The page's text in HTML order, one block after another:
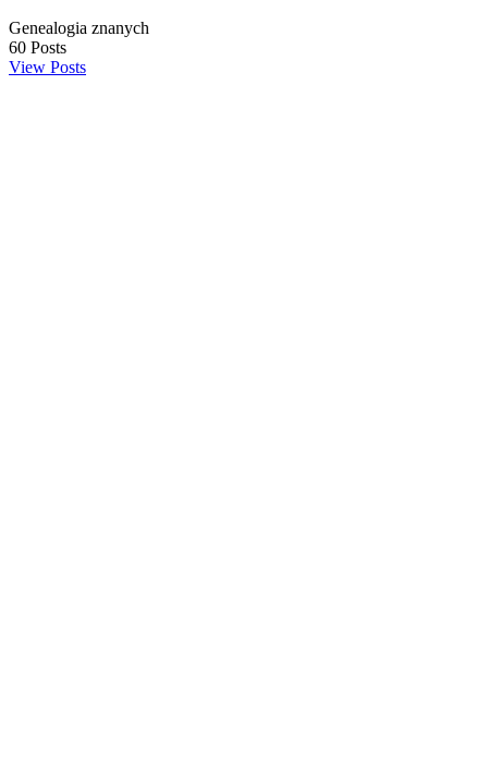
Genealogia znanych
60 Posts
View Posts